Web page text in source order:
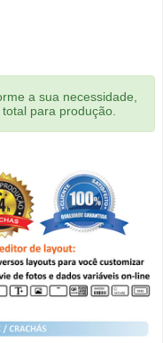
a sua necessidade,
para produção.